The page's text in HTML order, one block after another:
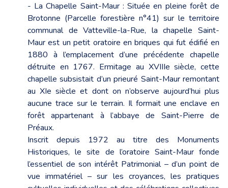
- La Chapelle Saint-Maur : Située en pleine forêt de
Brotonne (Parcelle forestière n°41) sur le territoire
communal de Vatteville-la-Rue, la chapelle Saint-
Maur est un petit oratoire en briques qui fut édifié en
1880 à l’emplacement d’une précédente chapelle
détruite en 1767. Ermitage au XVIIIe siècle, cette
chapelle subsistait d’un prieuré Saint-Maur remontant
au XIe siècle et dont on n’observe aujourd’hui plus
aucune trace sur le terrain. Il formait une enclave en
forêt appartenant à l’abbaye de Saint-Pierre de
Préaux.
Inscrit depuis 1972 au titre des Monuments
Historiques, le site de l’oratoire Saint-Maur fonde
l’essentiel de son intérêt Patrimonial – d’un point de
vue immatériel – sur les croyances, les pratiques